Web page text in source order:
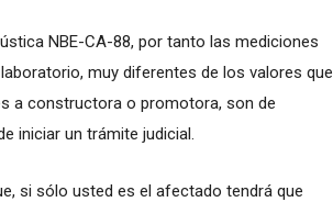
NBE-CA-88, por tanto las mediciones
muy diferentes de los valores que
a constructora o promotora, son de
iniciar un trámite judicial.
si sólo usted es el afectado tendrá que